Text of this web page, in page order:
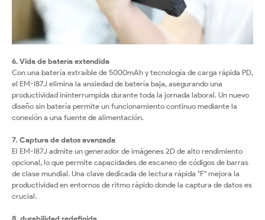
6. Vida de batería extendida
Con una batería extraíble de 5000mAh y tecnología de carga rápida PD,
el EM-I87J elimina la ansiedad de batería baja, asegurando una
productividad ininterrumpida durante toda la jornada laboral. Un nuevo
diseño sin batería permite un funcionamiento continuo mediante la
conexión a una fuente de alimentación.
7. Captura de datos avanzada
El EM-I87J admite un generador de imágenes 2D de alto rendimiento
opcional, lo que permite capacidades de escaneo de códigos de barras
de clase mundial. Una clave dedicada de lectura rápida "F" mejora la
productividad en entornos de ritmo rápido donde la captura de datos es
crucial.